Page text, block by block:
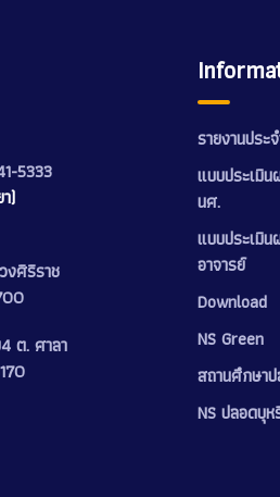
5333
)
งศิริราช
ต. ศาลา
รายงานประ
แบบประเมิ
นศ.
แบบประเมิ
อาจารย์
Download
NS Green
สถานศึกษา
NS ปลอดบุห